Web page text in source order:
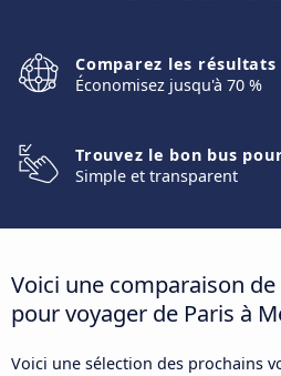
Comparez les résultats
Économisez jusqu'à 70 %
Trouvez le bon bus
Simple et transparent
Voici une comparaison
pour voyager de Paris à
Voici une sélection des prochains